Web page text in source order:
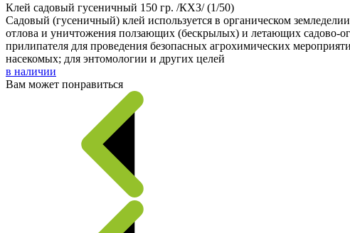
Клей садовый гусеничный 150 гр. /КХЗ/ (1/50)
Садовый (гусеничный) клей используется в органическом
отлова и уничтожения ползающих (бескрылых) и летающих садово-
прилипателя для проведения безопасных агрохимических
насекомых; для энтомологии и других целей
в наличии
Вам может понравиться